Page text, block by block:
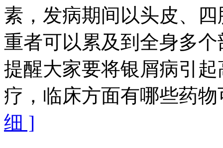
素，发病期间以头皮、
重者可以累及到全身多
提醒大家要将银屑病引
疗，临床方面有哪些药
细 ]